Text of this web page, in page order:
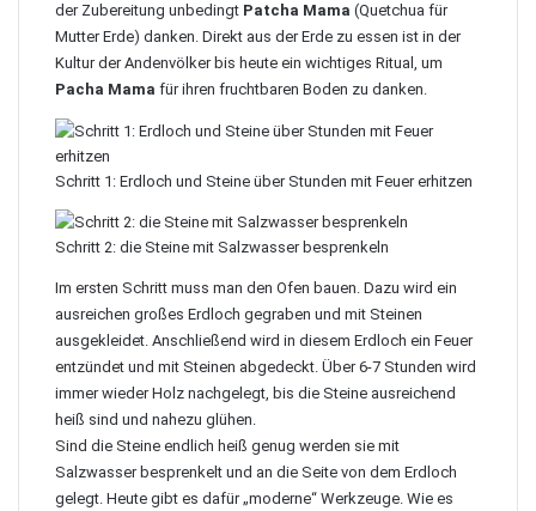
der Zubereitung unbedingt Patcha Mama (Quetchua für
Mutter Erde) danken. Direkt aus der Erde zu essen ist in der
Kultur der Andenvölker bis heute ein wichtiges Ritual, um
Pacha Mama für ihren fruchtbaren Boden zu danken.
Schritt 1: Erdloch und Steine über Stunden mit Feuer erhitzen
Schritt 2: die Steine mit Salzwasser besprenkeln
Im ersten Schritt muss man den Ofen bauen. Dazu wird ein
ausreichen großes Erdloch gegraben und mit Steinen
ausgekleidet. Anschließend wird in diesem Erdloch ein Feuer
entzündet und mit Steinen abgedeckt. Über 6-7 Stunden wird
immer wieder Holz nachgelegt, bis die Steine ausreichend
heiß sind und nahezu glühen.
Sind die Steine endlich heiß genug werden sie mit
Salzwasser besprenkelt und an die Seite von dem Erdloch
gelegt. Heute gibt es dafür „moderne“ Werkzeuge. Wie es